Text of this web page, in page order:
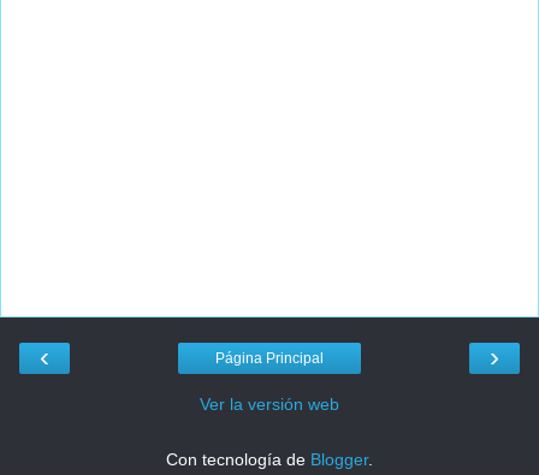
‹ ›
Página Principal
Ver la versión web
Con tecnología de Blogger.